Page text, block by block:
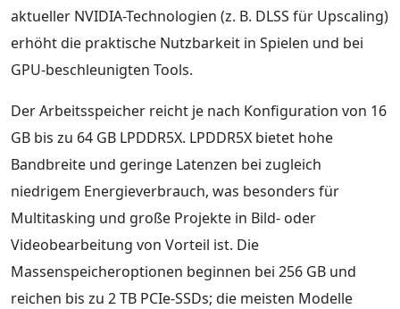
aktueller NVIDIA-Technologien (z. B. DLSS für Upscaling)
erhöht die praktische Nutzbarkeit in Spielen und bei
GPU-beschleunigten Tools.
Der Arbeitsspeicher reicht je nach Konfiguration von 16
GB bis zu 64 GB LPDDR5X. LPDDR5X bietet hohe
Bandbreite und geringe Latenzen bei zugleich
niedrigem Energieverbrauch, was besonders für
Multitasking und große Projekte in Bild- oder
Videobearbeitung von Vorteil ist. Die
Massenspeicheroptionen beginnen bei 256 GB und
reichen bis zu 2 TB PCIe-SSDs; die meisten Modelle